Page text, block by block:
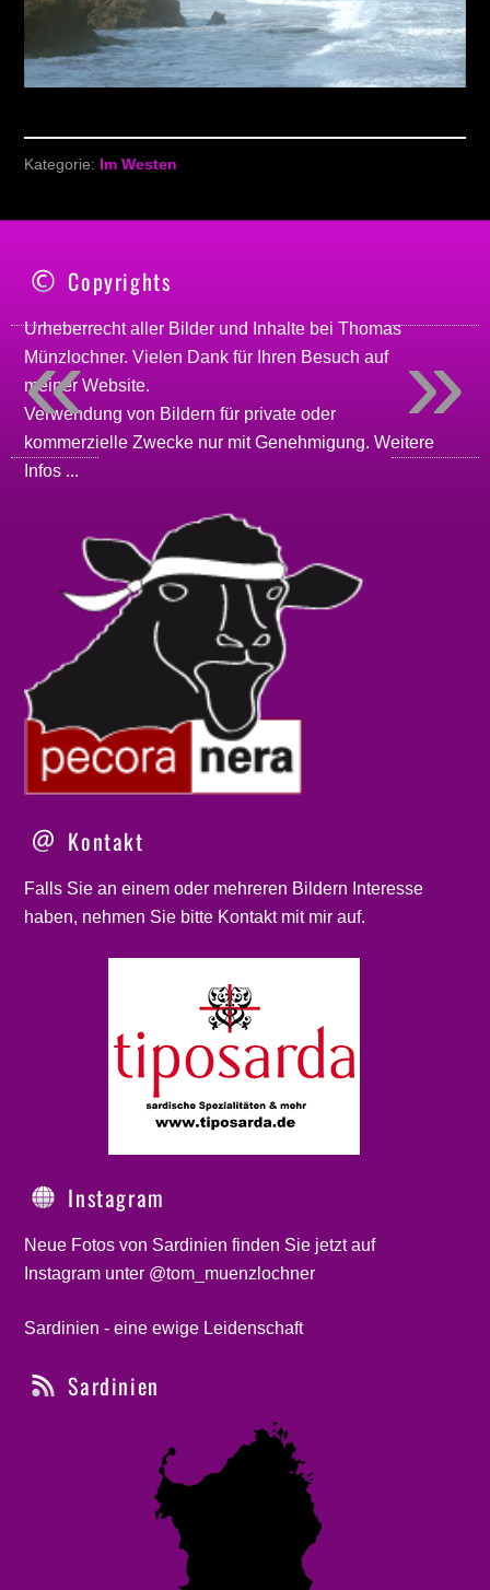
Kategorie: Im Westen
Copyrights
Urheberrecht aller Bilder und Inhalte beiThomas
Münzlochner. Vielen Dank für Ihren Besuch auf
meinerWebsite.
Verwendung von Bildern für private oder
kommerzielle Zwecke nur mit Genehmigung.Weitere
Infos ...
Kontakt
Falls Sie an einem oder mehreren Bildern Interesse
haben, nehmen Sie bitte Kontaktmit mir auf.
Instagram
Neue Fotos von Sardinien finden Sie jetzt auf
Instagram unter @tom_muenzlochner
Sardinien - eine ewige Leidenschaft
Sardinien
»
«